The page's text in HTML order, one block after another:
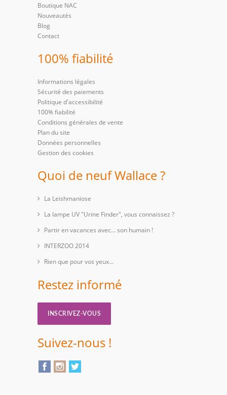
Boutique NAC
Nouveautés
Blog
Contact
100% fiabilité
Informations légales
Sécurité des paiements
Politique d'accessibilité
100% fiabilité
Conditions générales de vente
Plan du site
Données personnelles
Gestion des cookies
Quoi de neuf Wallace ?
La Leishmaniose
La lampe UV "Urine Finder", vous connaissez ?
Partir en vacances avec… son humain !
INTERZOO 2014
Rien que pour vos yeux...
Restez informé
INSCRIVEZ-VOUS
Suivez-nous !